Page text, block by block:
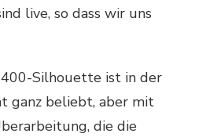
live, so dass wir uns
Silhouette ist in der
ganz beliebt, aber mit
die die